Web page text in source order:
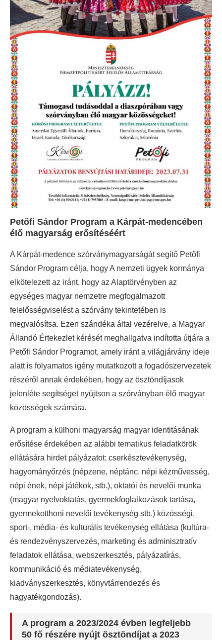
Petőfi Sándor Program a Kárpát-medencében
élő magyarság erősítéséért
A Kárpát-medence szórványmagyarságát segítő Petőfi
Sándor Program célja, hogy A nemzeti ügyek kormánya
elkötelezett az iránt, hogy az Alaptörvényben az
egységes magyar nemzetre megfogalmazott
felelősségviselést a szórvány tekintetében is
megvalósítsa. Ezen szándéka által vezérelve, a Magyar
Állandó Értekezlet kérését meghallgatva indította útjára a
Petőfi Sándor Programot, amely iránt a világjárvány ideje
alatt is folyamatos igény mutatkozott a fogadószervezetek
részéről annak érdekében, hogy az ösztöndíjasok
jelenléte segítséget nyújtson a szórványban élő magyar
közösségek számára.
A program a külhoni magyarság magyar identitásának
erősítése érdekében az alábbi tematikus feladatkörök
ellátására hirdet pályázatot: cserkésztevékenység,
hagyományőrzés (népzene, néptánc, népi kézművesség,
népi ének, népi játékok, stb.), oktatói és nevelői munka
(magyar nyelvoktatás, gyermekfoglalkozások tartása,
gyermekotthoni nevelői tevékenység stb.) közösségi,
sport-, média- és kulturális tevékenység ellátása (kultúra-
és rendezvényszervezés, marketing és adminisztratív
feladatok ellátása, webszerkesztés, pályázatírás,
kommunikáció és médiatevékenység,
kiadványszerkesztés, könyvtárrendezés és
hagyatékgondozás).
A program a 2023/2024 évben legfeljebb
50 fő részére nyújt ösztöndíjat a 2023